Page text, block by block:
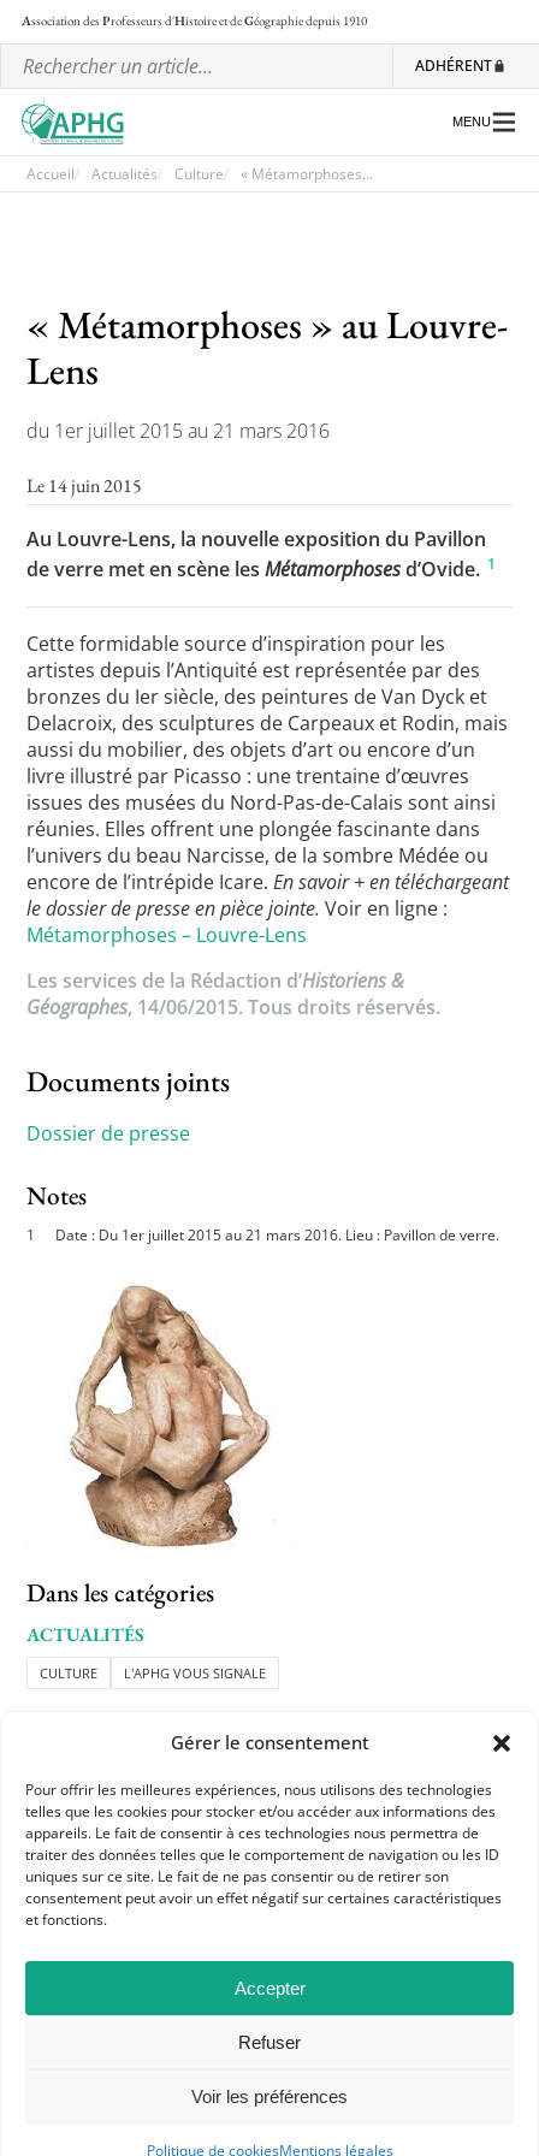
Gérer le consentement
Pour offrir les meilleures expériences, nous utilisons des technologies
telles que les cookies pour stocker et/ou accéder aux informations des
appareils. Le fait de consentir à ces technologies nous permettra de
traiter des données telles que le comportement de navigation ou les ID
uniques sur ce site. Le fait de ne pas consentir ou de retirer son
consentement peut avoir un effet négatif sur certaines caractéristiques
et fonctions.
Accepter
Refuser
Voir les préférences
Politique de cookiesMentions légales
Association desProfesseurs d'Histoire et deGéographiedepuis 1910
ADHÉRENT
Les ateliers nationaux
Lettre d’information de l’APHG
Toutes les actualités
Les rendez-vous de l’APHG
Concours de recrutement
Concours scolaires
Conférences, tables rondes
Critique d’ouvrages publiés
Culture
MENU
Accueil Actualités Culture « Métamorphoses...
« Métamorphoses » au Louvre-
Lens
du 1er juillet 2015 au 21 mars 2016
Le 14 juin 2015
Au Louvre-Lens, la nouvelle exposition du Pavillon
de verre met en scène lesMétamorphosesd’Ovide. 1
Cette formidable source d’inspiration pour les
artistes depuis l’Antiquité est représentée par des
bronzes du Ier siècle, des peintures de Van Dyck et
Delacroix, des sculptures de Carpeaux et Rodin, mais
aussi du mobilier, des objets d’art ou encore d’un
livre illustré par Picasso : une trentaine d’œuvres
issues des musées du Nord-Pas-de-Calais sont ainsi
réunies. Elles offrent une plongée fascinante dans
l’univers du beau Narcisse, de la sombre Médée ou
encore de l’intrépide Icare.En savoir + en téléchargeant
le dossier de presse en pièce jointe. Voir en ligne :
Métamorphoses – Louvre-Lens
Les services de la Rédaction d’Historiens &
Géographes, 14/06/2015. Tous droits réservés.
Documents joints
Dossier de presse
Notes
Date : Du 1er juillet 2015 au 21 mars 2016. Lieu : Pavillon de verre.
Dans les catégories
ACTUALITÉS
CULTURE L'APHG VOUS SIGNALE
APHG
Association des professeurs d'histoire et géographie
+ 33 0(1) 42 33 62 37
BP 6541 – 75065 Paris Cedex 02